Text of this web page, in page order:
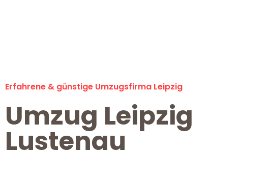
Erfahrene & günstige Umzugsfirma Leipzig
Umzug Leipzig
Lustenau